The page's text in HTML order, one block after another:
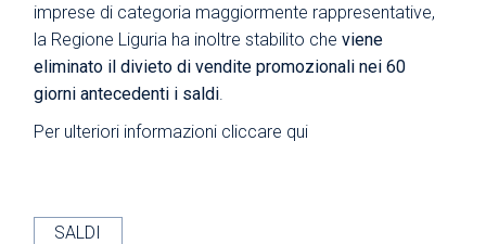
imprese di categoria maggiormente rappresentative,
la Regione Liguria ha inoltre stabilito cheviene
eliminato il divieto di vendite promozionali nei 60
giorni antecedenti i saldi
Per ulteriori informazioni cliccare qui
SALDI